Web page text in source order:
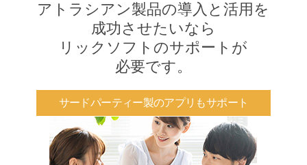
アトラシアン製品の導入と活用を
成功させたいなら
リックソフトのサポートが
必要です。
サードパーティー製のアプリもサポート